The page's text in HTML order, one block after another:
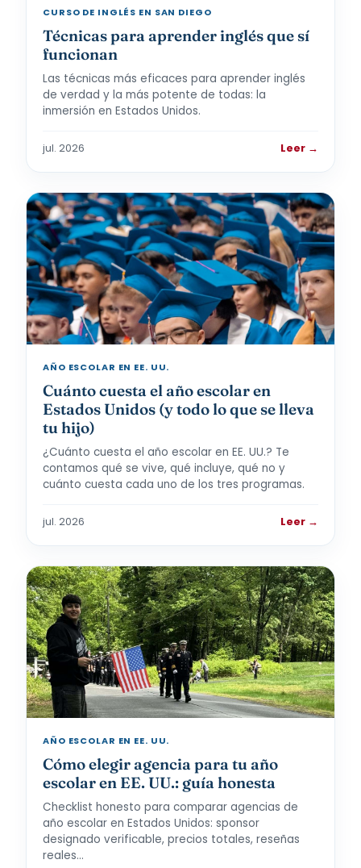
CURSO DE INGLÉS EN SAN DIEGO
Técnicas para aprender inglés que sí
funcionan
Las técnicas más eficaces para aprender inglés
de verdad y la más potente de todas: la
inmersión en Estados Unidos.
jul. 2026 Leer →
AÑO ESCOLAR EN EE. UU.
Cuánto cuesta el año escolar en
Estados Unidos (y todo lo que se lleva
tu hijo)
¿Cuánto cuesta el año escolar en EE. UU.? Te
contamos qué se vive, qué incluye, qué no y
cuánto cuesta cada uno de los tres programas.
jul. 2026 Leer →
AÑO ESCOLAR EN EE. UU.
Cómo elegir agencia para tu año
escolar en EE. UU.: guía honesta
Checklist honesto para comparar agencias de
año escolar en Estados Unidos: sponsor
designado verificable, precios totales, reseñas
reales…